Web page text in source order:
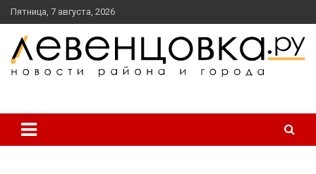
перейти
к
содержанию
Пятница, 7 августа, 2026